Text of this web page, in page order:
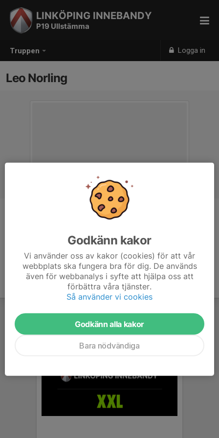
Truppen Logga in
LINKÖPING INNEBANDY
P19 Ullstämma
Leo Norling
Godkänn kakor
Vi använder oss av kakor (cookies) för att vår
webbplats ska fungera bra för dig. De används
även för webbanalys i syfte att hjälpa oss att
förbättra våra tjänster.
Så använder vi cookies
Godkänn alla kakor
Bara nödvändiga